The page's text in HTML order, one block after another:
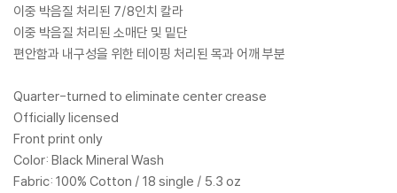
이중 박음질 처리된 7/8인치 칼라
이중 박음질 처리된 소매단 및 밑단
편안함과 내구성을 위한 테이핑 처리된 목과 어깨 부분
Quarter-turned to eliminate center crease
Officially licensed
Front print only
Color: Black Mineral Wash
Fabric: 100% Cotton / 18 single / 5.3 oz